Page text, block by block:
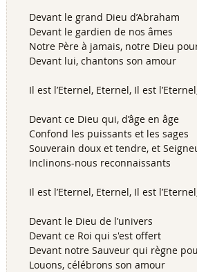
Devant le grand Dieu d’Abraham
Devant le gardien de nos âmes
Notre Père à jamais, notre Dieu
Devant lui, chantons son amour
Il est l’Eternel, Eternel, Il est
Devant ce Dieu qui, d’âge en âge
Confond les puissants et les sages
Souverain doux et tendre, et
Inclinons-nous reconnaissants
Il est l’Eternel, Eternel, Il est
Devant le Dieu de l’univers
Devant ce Roi qui s'est offert
Devant notre Sauveur qui règne
Louons, célébrons son amour